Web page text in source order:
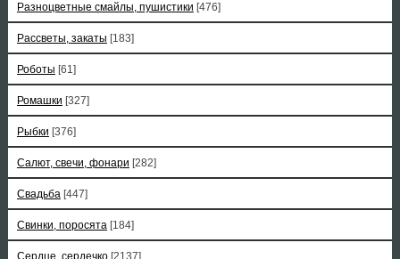
Разноцветные смайлы, пушистики [476]
Рассветы, закаты [183]
Роботы [61]
Ромашки [327]
Рыбки [376]
Салют, свечи, фонари [282]
Свадьба [447]
Свинки, поросята [184]
Сердце, сердечко [2137]